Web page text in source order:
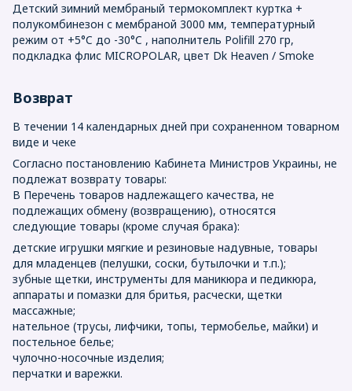
Детский зимний мембраный термокомплект куртка +
полукомбинезон с мембраной 3000 мм, температурный
режим от +5°C до -30°C , наполнитель Polifill 270 гр,
подкладка флис MICROPOLAR, цвет Dk Heaven / Smoke
Возврат
В течении 14 календарных дней при сохраненном товарном
виде и чеке
Согласно постановлению Кабинета Министров Украины, не
подлежат возврату товары:
В Перечень товаров надлежащего качества, не
подлежащих обмену (возвращению), относятся
следующие товары (кроме случая брака):
детские игрушки мягкие и резиновые надувные, товары
для младенцев (пелушки, соски, бутылочки и т.п.);
зубные щетки, инструменты для маникюра и педикюра,
аппараты и помазки для бритья, расчески, щетки
массажные;
нательное (трусы, лифчики, топы, термобелье, майки) и
постельное белье;
чулочно-носочные изделия;
перчатки и варежки.